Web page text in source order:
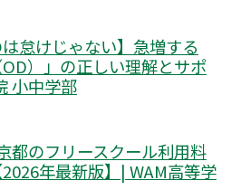
は怠けじゃない】急増する
OD）」の正しい理解とサポ
小中学部
都のフリースクール利用料
年最新版】| WAM高等学